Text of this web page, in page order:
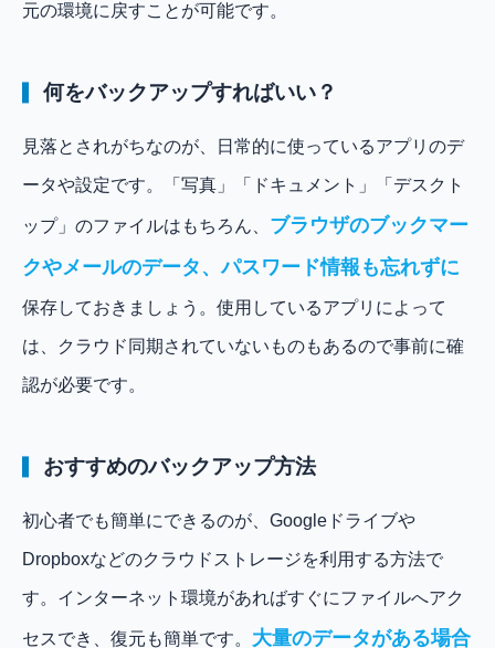
元の環境に戻すことが可能です。
何をバックアップすればいい？
見落とされがちなのが、日常的に使っているアプリのデ
ータや設定です。「写真」「ドキュメント」「デスクト
ップ」のファイルはもちろん、 ブラウザのブックマー
クやメールのデータ、パスワード情報も忘れずに
保存しておきましょう。使用しているアプリによって
は、クラウド同期されていないものもあるので事前に確
認が必要です。
おすすめのバックアップ方法
初心者でも簡単にできるのが、Googleドライブや
Dropboxなどのクラウドストレージを利用する方法で
す。インターネット環境があればすぐにファイルへアク
セスでき、復元も簡単です。 大量のデータがある場合